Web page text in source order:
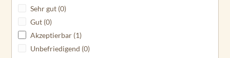
Sehr gut (0)
Gut (0)
Akzeptierbar (1)
Unbefriedigend (0)